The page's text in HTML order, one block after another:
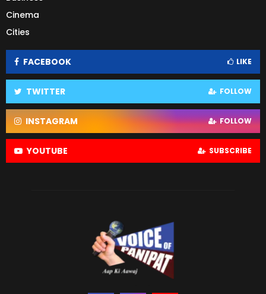
Cinema
Cities
FACEBOOK LIKE
TWITTER FOLLOW
INSTAGRAM FOLLOW
YOUTUBE SUBSCRIBE